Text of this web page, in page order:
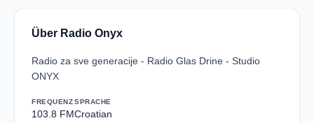
Über Radio Onyx
Radio za sve generacije - Radio Glas Drine - Studio
ONYX
FREQUENZ
103.8 FM
SPRACHE
Croatian